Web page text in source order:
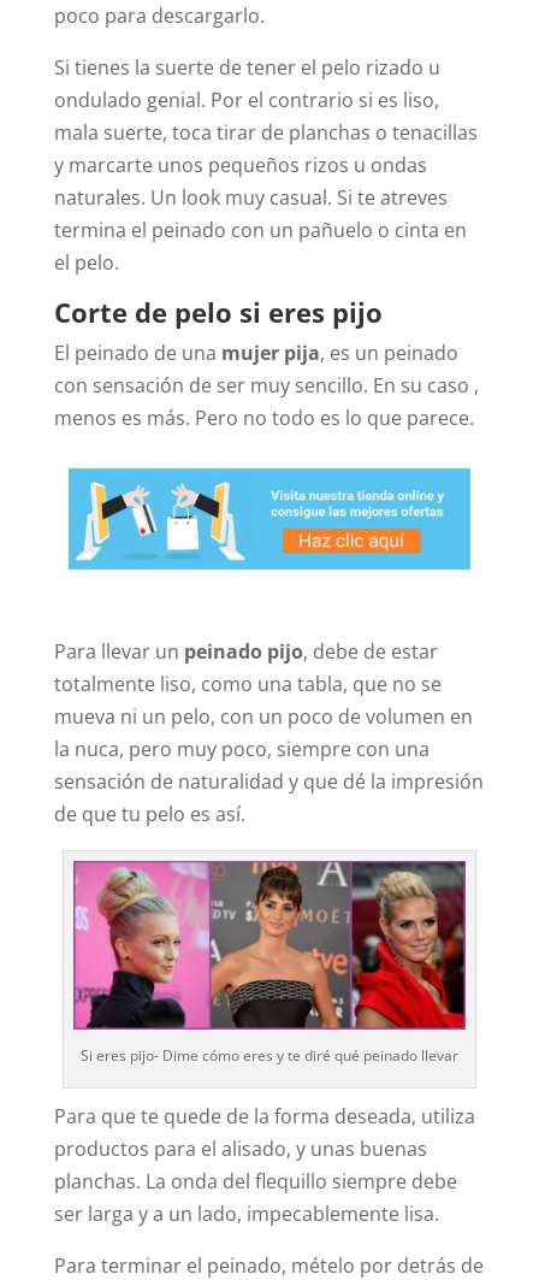
poco para descargarlo.
Si tienes la suerte de tener el pelo rizado u
ondulado genial. Por el contrario si es liso,
mala suerte, toca tirar de planchas o tenacillas
y marcarte unos pequeños rizos u ondas
naturales. Un look muy casual. Si te atreves
termina el peinado con un pañuelo o cinta en
el pelo.
Corte de pelo si eres pijo
El peinado de una mujer pija, es un peinado
con sensación de ser muy sencillo. En su caso ,
menos es más. Pero no todo es lo que parece.
Para llevar un peinado pijo, debe de estar
totalmente liso, como una tabla, que no se
mueva ni un pelo, con un poco de volumen en
la nuca, pero muy poco, siempre con una
sensación de naturalidad y que dé la impresión
de que tu pelo es así.
Si eres pijo- Dime cómo eres y te diré qué peinado llevar
Para que te quede de la forma deseada, utiliza
productos para el alisado, y unas buenas
planchas. La onda del flequillo siempre debe
ser larga y a un lado, impecablemente lisa.
Para terminar el peinado, mételo por detrás de